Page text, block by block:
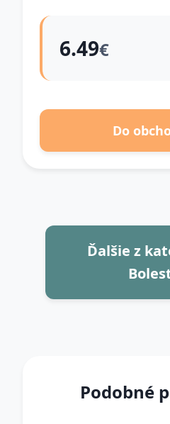
6.49€
Do
Ďalšie z
Podobné